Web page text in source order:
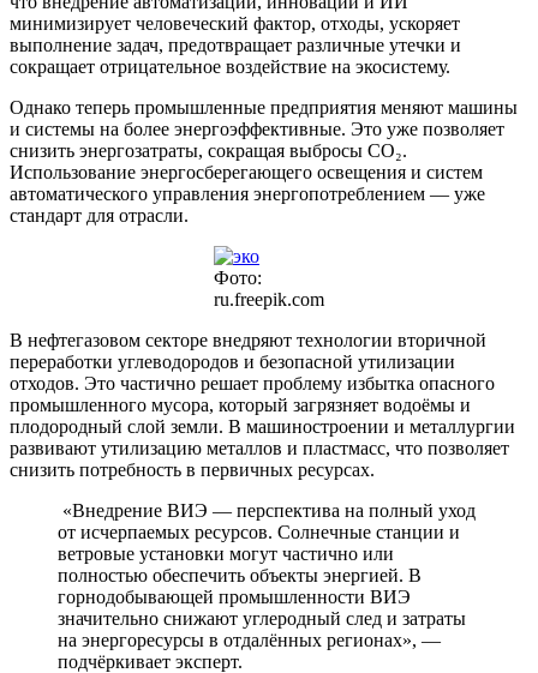
минимизирует человеческий фактор, отходы, ускоряет
выполнение задач, предотвращает различные утечки и
сокращает отрицательное воздействие на экосистему.
Однако теперь промышленные предприятия меняют машины
и системы на более энергоэффективные. Это уже позволяет
снизить энергозатраты, сокращая выбросы CO₂.
Использование энергосберегающего освещения и систем
автоматического управления энергопотреблением — уже
стандарт для отрасли.
Фото:
ru.freepik.com
В нефтегазовом секторе внедряют технологии вторичной
переработки углеводородов и безопасной утилизации
отходов. Это частично решает проблему избытка опасного
промышленного мусора, который загрязняет водоёмы и
плодородный слой земли. В машиностроении и металлургии
развивают утилизацию металлов и пластмасс, что позволяет
снизить потребность в первичных ресурсах.
«Внедрение ВИЭ — перспектива на полный уход
от исчерпаемых ресурсов. Солнечные станции и
ветровые установки могут частично или
полностью обеспечить объекты энергией. В
горнодобывающей промышленности ВИЭ
значительно снижают углеродный след и затраты
на энергоресурсы в отдалённых регионах», —
подчёркивает эксперт.